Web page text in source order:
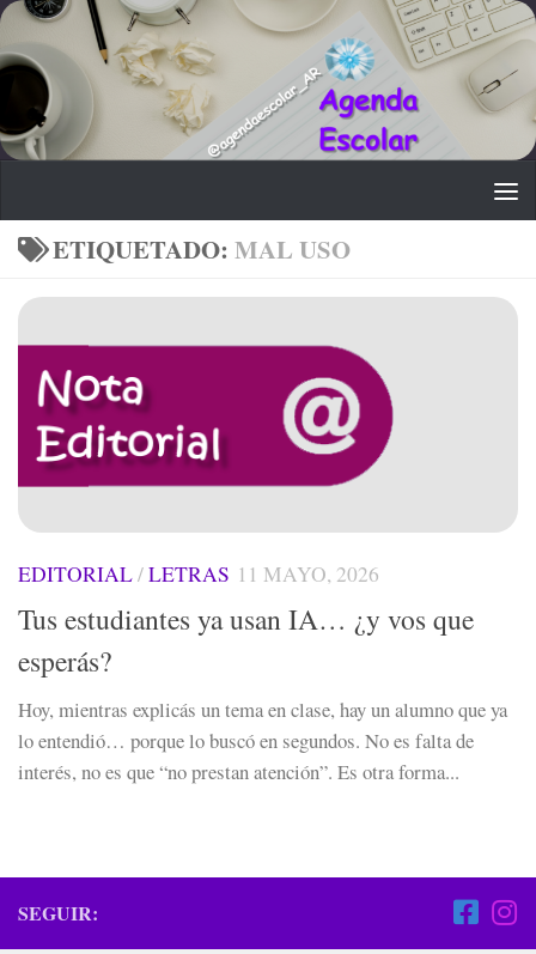
Saltar al contenido
ETIQUETADO: MAL USO
EDITORIAL/LETRAS 11 MAYO, 2026
Tus estudiantes ya usan IA… ¿y vos que
esperás?
Hoy, mientras explicás un tema en clase, hay un alumno que ya
lo entendió… porque lo buscó en segundos. No es falta de
interés, no es que “no prestan atención”. Es otra forma...
SEGUIR: